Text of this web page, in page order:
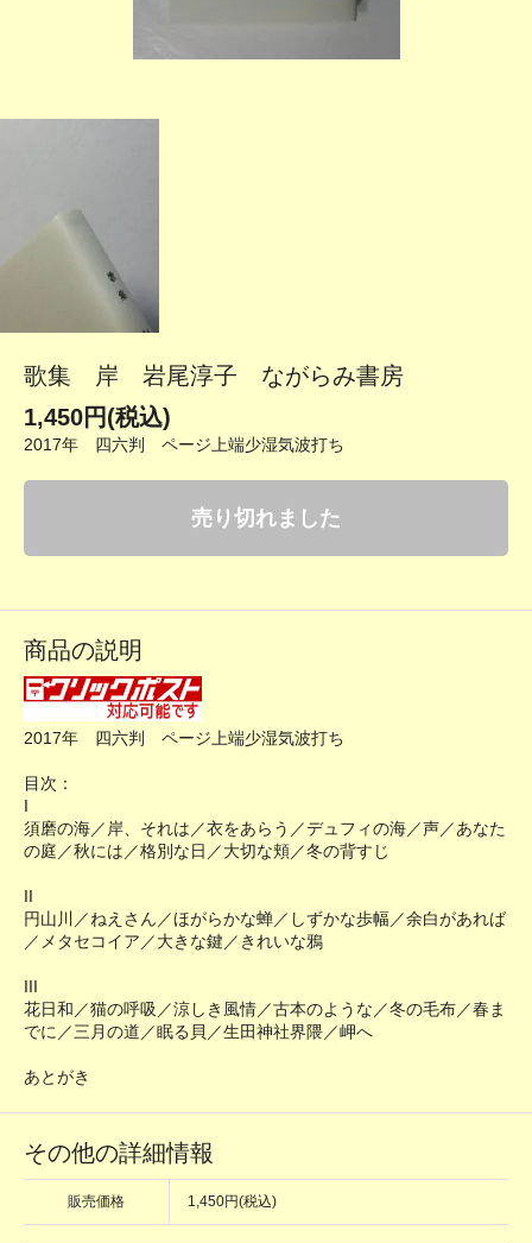
歌集 岸 岩尾淳子 ながらみ書房
1,450円(税込)
2017年 四六判 ページ上端少湿気波打ち
売り切れました
商品の説明
2017年 四六判 ページ上端少湿気波打ち
目次：
I
須磨の海／岸、それは／衣をあらう／デュフィの海／声／あなた
の庭／秋には／格別な日／大切な頬／冬の背すじ
II
円山川／ねえさん／ほがらかな蝉／しずかな歩幅／余白があれば
／メタセコイア／大きな鍵／きれいな鴉
III
花日和／猫の呼吸／涼しき風情／古本のような／冬の毛布／春ま
でに／三月の道／眠る貝／生田神社界隈／岬へ
あとがき
その他の詳細情報
販売価格 1,450円(税込)